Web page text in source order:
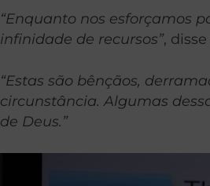
“Enquanto nos esforçamos
infinidade de recursos”, disse
“Estas são bênçãos,
circunstância. Algumas
de Deus.”